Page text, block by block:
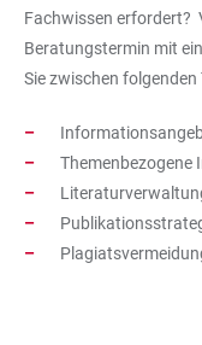
Fachwissen erfordert?
Beratungstermin mit
Sie zwischen
Themenbezogene